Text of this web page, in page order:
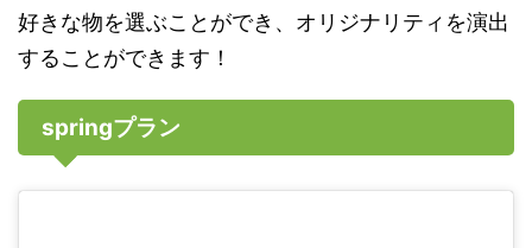
好きな物を選ぶことができ、オリジナリティを演出
することができます！
springプラン